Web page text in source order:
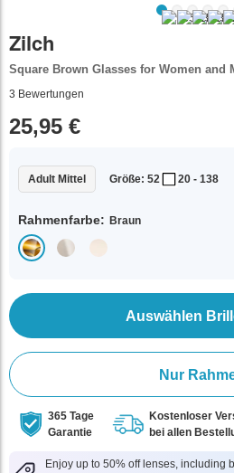
Zilch
Square Brown Glasses for Women and
3 Bewertungen
25,95 €
Adult Mittel Größe: 52 20 - 138
Rahmenfarbe: Braun
Auswählen
Nur
365 Tage
Garantie
Kostenloser
bei allen
Enjoy up to 50% off lenses, including